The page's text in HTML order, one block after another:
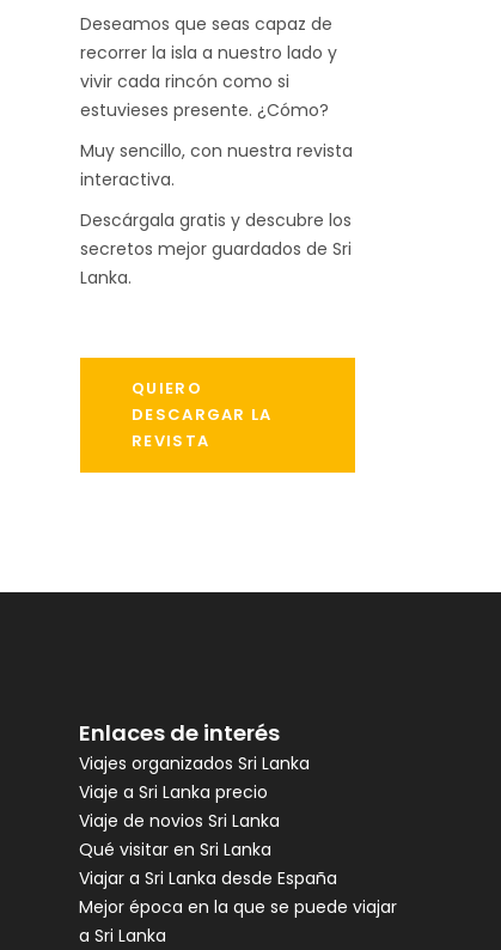
Deseamos que seas capaz de
recorrer la isla a nuestro lado y
vivir cada rincón como si
estuvieses presente. ¿Cómo?
Muy sencillo, con nuestra revista
interactiva.
Descárgala gratis y descubre los
secretos mejor guardados de Sri
Lanka.
QUIERO
DESCARGAR LA
REVISTA
Enlaces de interés
Viajes organizados Sri Lanka
Viaje a Sri Lanka precio
Viaje de novios Sri Lanka
Qué visitar en Sri Lanka
Viajar a Sri Lanka desde España
Mejor época en la que se puede viajar
a Sri Lanka